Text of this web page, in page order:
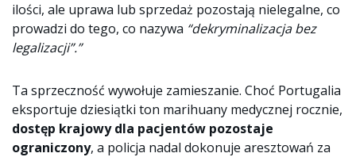
ilości, ale uprawa lub sprzedaż pozostają nielegalne, co
prowadzi do tego, co nazywa “dekryminalizacja bez
legalizacji”.”
Ta sprzeczność wywołuje zamieszanie. Choć Portugalia
eksportuje dziesiątki ton marihuany medycznej rocznie,
dostęp krajowy dla pacjentów pozostaje
ograniczony, a policja nadal dokonuje aresztowań za